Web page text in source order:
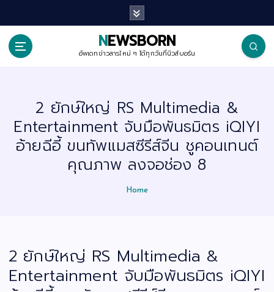
i
NEWSBORN
อัพเดทข่าวสารใหม่ ๆ ได้ทุกวันที่นิวส์บอร์น
2 ยักษ์ใหญ่ RS Multimedia &
Entertainment จับมือพันธมิตร iQIYI
อ้ายฉีอี้ ขนทัพแมสซีรีส์จีน ชูคอนเทนต์
คุณภาพ ลงจอช่อง 8
Home
2 ยักษ์ใหญ่ RS Multimedia &
Entertainment จับมือพันธมิตร iQIYI